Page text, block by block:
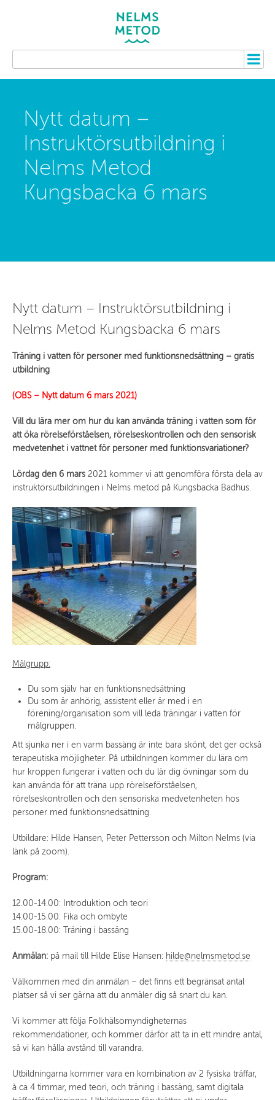
Nytt datum –
Instruktörsutbildning i
Nelms Metod
Kungsbacka 6 mars
Nytt datum – Instruktörsutbildning i
Nelms Metod Kungsbacka 6 mars
Träning i vatten för personer med funktionsnedsättning – gratis
utbildning
(OBS – Nytt datum 6 mars 2021)
Vill du lära mer om hur du kan använda träning i vatten som för
att öka rörelseförståelsen, rörelseskontrollen och den sensorisk
medvetenhet i vattnet för personer med funktionsvariationer?
Lördag den 6 mars 2021 kommer vi att genomföra första dela av
instruktörsutbildningen i Nelms metod på Kungsbacka Badhus.
Målgrupp:
Du som själv har en funktionsnedsättning
Du som är anhörig, assistent eller är med i en
förening/organisation som vill leda träningar i vatten för
målgruppen.
Att sjunka ner i en varm bassäng är inte bara skönt, det ger också
terapeutiska möjligheter. På utbildningen kommer du lära om
hur kroppen fungerar i vatten och du lär dig övningar som du
kan använda för att träna upp rörelseförståelsen,
rörelseskontrollen och den sensoriska medvetenheten hos
personer med funktionsnedsättning.
Utbildare: Hilde Hansen, Peter Pettersson och Milton Nelms (via
länk på zoom).
Program:
12.00-14.00: Introduktion och teori
14.00-15.00: Fika och ombyte
15.00-18.00: Träning i bassäng
Anmälan: på mail till Hilde Elise Hansen: hilde@nelmsmetod.se
Välkommen med din anmälan – det finns ett begränsat antal
platser så vi ser gärna att du anmäler dig så snart du kan.
Vi kommer att följa Folkhälsomyndigheternas
rekommendationer, och kommer därför att ta in ett mindre antal,
så vi kan hålla avstånd till varandra.
Utbildningarna kommer vara en kombination av 2 fysiska träffar,
à ca 4 timmar, med teori, och träning i bassäng, samt digitala